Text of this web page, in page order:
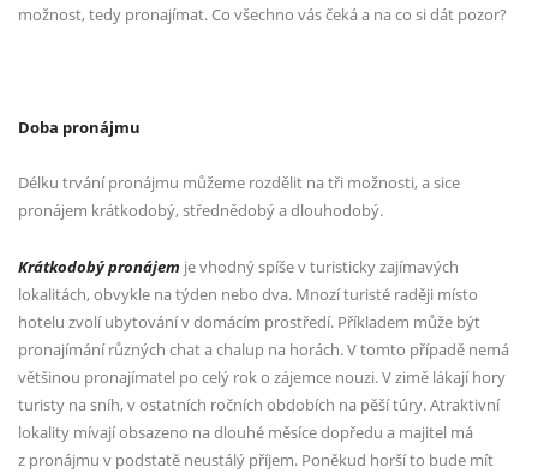
možnost, tedy pronajímat. Co všechno vás čeká a na co si dát pozor?
Doba pronájmu
Délku trvání pronájmu můžeme rozdělit na tři možnosti, a sice
pronájem krátkodobý, střednědobý a dlouhodobý.
Krátkodobý pronájem je vhodný spíše v turisticky zajímavých
lokalitách, obvykle na týden nebo dva. Mnozí turisté raději místo
hotelu zvolí ubytování v domácím prostředí. Příkladem může být
pronajímání různých chat a chalup na horách. V tomto případě nemá
většinou pronajímatel po celý rok o zájemce nouzi. V zimě lákají hory
turisty na sníh, v ostatních ročních obdobích na pěší túry. Atraktivní
lokality mívají obsazeno na dlouhé měsíce dopředu a majitel má
z pronájmu v podstatě neustálý příjem. Poněkud horší to bude mít